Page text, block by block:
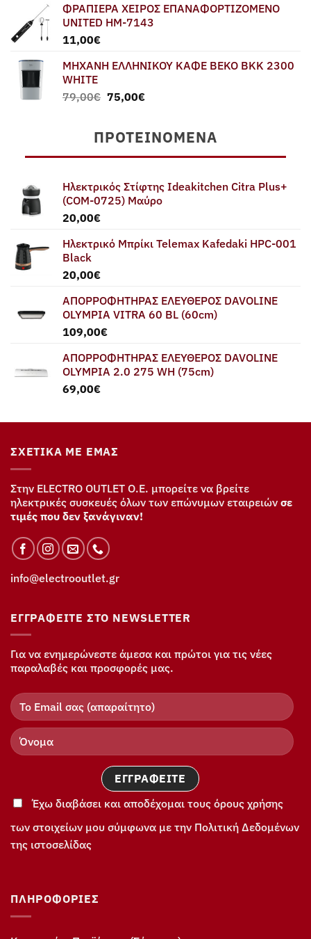
ΦΡΑΠΙΕΡΑ ΧΕΙΡΟΣ ΕΠΑΝΑΦΟΡΤΙΖΟΜΕΝΟ
UNITED HM-7143
11,00€
ΜΗΧΑΝΗ ΕΛΛΗΝΙΚΟΥ ΚΑΦΕ BEKO BKK 2300
WHITE
79,00€ Original
79,00€.
75,00€Η
είναι:
75,00€.
ΠΡΟΤΕΙΝΌΜΕΝΑ
Ηλεκτρικός Στίφτης Ideakitchen Citra Plus+
(COM-0725) Μαύρο
20,00€
Ηλεκτρικό Μπρίκι Telemax Kafedaki HPC-001
Black
20,00€
ΑΠΟΡΡΟΦΗΤΗΡΑΣ ΕΛΕΥΘΕΡΟΣ DAVOLINE
OLYMPIA VITRA 60 BL (60cm)
109,00€
ΑΠΟΡΡΟΦΗΤΗΡΑΣ ΕΛΕΥΘΕΡΟΣ DAVOLINE
OLYMPIA 2.0 275 WH (75cm)
69,00€
ΣΧΕΤΙΚΆ ΜΕ ΕΜΆΣ
Στην ELECTRO OUTLET Ο.Ε. μπορείτε να βρείτε
ηλεκτρικές συσκευές όλων των επώνυμων εταιρειών σε
τιμές που δεν ξανάγιναν!
info@electrooutlet.gr
ΕΓΓΡΑΦΕΊΤΕ ΣΤΟ NEWSLETTER
Για να ενημερώνεστε άμεσα και πρώτοι για τις νέες
παραλαβές και προσφορές μας.
Έχω διαβάσει και αποδέχομαι τους όρους χρήσης
των στοιχείων μου σύμφωνα με την Πολιτική Δεδομένων
της ιστοσελίδας
ΠΛΗΡΟΦΟΡΊΕΣ